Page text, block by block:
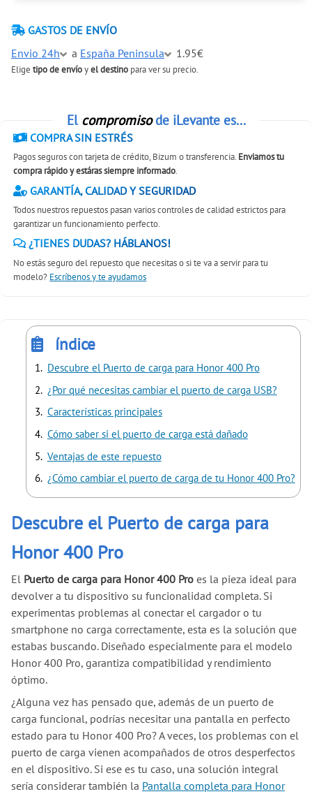
GASTOS DE ENVÍO
Envio 24h
a España Peninsula 1.95€
Elige tipo de envíoyel destino para ver su precio.
El compromisode iLevante es...
COMPRA SIN ESTRÉS
Pagos seguros con tarjeta de crédito, Bizum o transferencia. Enviamos tu
compra rápido y estáras siempre informado.
GARANTÍA, CALIDAD Y SEGURIDAD
Todos nuestros repuestos pasan varios controles de calidad estrictos para
garantizar un funcionamiento perfecto.
¿TIENES DUDAS? HÁBLANOS!
No estás seguro del repuesto que necesitas o si te va a servir para tu
modelo? Escríbenos y te ayudamos
índice
Descubre el Puerto de carga para Honor 400 Pro
¿Por qué necesitas cambiar el puerto de carga USB?
Características principales
Cómo saber si el puerto de carga está dañado
Ventajas de este repuesto
¿Cómo cambiar el puerto de carga de tu Honor 400 Pro?
Descubre el Puerto de carga para
Honor 400 Pro
El Puerto de carga para Honor 400 Pro es la pieza ideal para
devolver a tu dispositivo su funcionalidad completa. Si
experimentas problemas al conectar el cargador o tu
smartphone no carga correctamente, esta es la solución que
estabas buscando. Diseñado especialmente para el modelo
Honor 400 Pro, garantiza compatibilidad y rendimiento
óptimo.
¿Alguna vez has pensado que, además de un puerto de
carga funcional, podrías necesitar una pantalla en perfecto
estado para tu Honor 400 Pro? A veces, los problemas con el
puerto de carga vienen acompañados de otros desperfectos
en el dispositivo. Si ese es tu caso, una solución integral
sería considerar también la Pantalla completa para Honor